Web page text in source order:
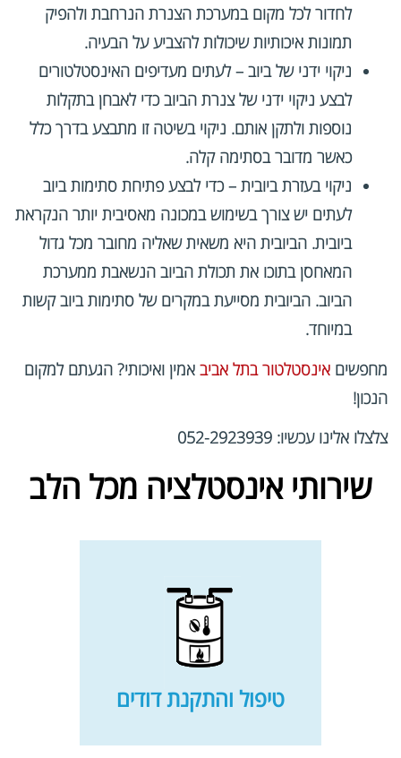
לחדור לכל מקום במערכת הצנרת הנרחבת ולהפיק
תמונות איכותיות שיכולות להצביע על הבעיה.
ניקוי ידני של ביוב – לעתים מעדיפים האינסטלטורים
לבצע ניקוי ידני של צנרת הביוב כדי לאבחן בתקלות
נוספות ולתקן אותם. ניקוי בשיטה זו מתבצע בדרך כלל
כאשר מדובר בסתימה קלה.
ניקוי בעזרת ביובית – כדי לבצע פתיחת סתימות ביוב
לעתים יש צורך בשימוש במכונה מאסיבית יותר הנקראת
ביובית. הביובית היא משאית שאליה מחובר מכל גדול
המאחסן בתוכו את תכולת הביוב הנשאבת ממערכת
הביוב. הביובית מסייעת במקרים של סתימות ביוב קשות
במיוחד.
מחפשים אינסטלטור בתל אביב אמין ואיכותי? הגעתם למקום
הנכון!
צלצלו אלינו עכשיו: 052-2923939
שירותי אינסטלציה מכל הלב
טיפול והתקנת דודים